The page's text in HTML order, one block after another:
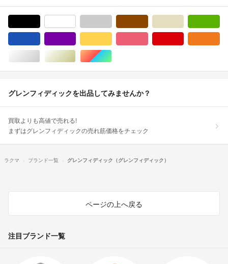
シルバー/銀色系ゴールド/金色系マルチカラー
グレンフィディックを出品してみませんか？
買取よりも高値で売れる!
まずはグレンフィディックの売れ筋価格をチェック
ラクマ ブランド一覧 グレンフィディック（グレンフィディック）
ページの上へ戻る
注目ブランド一覧